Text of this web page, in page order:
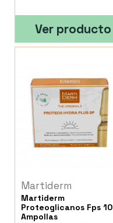
Ver producto
Martiderm
Martiderm
Proteoglicanos Fps 10
Ampollas